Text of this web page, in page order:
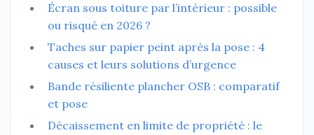
Écran sous toiture par l’intérieur : possible
ou risqué en 2026 ?
Taches sur papier peint après la pose : 4
causes et leurs solutions d’urgence
Bande résiliente plancher OSB : comparatif
et pose
Décaissement en limite de propriété : le